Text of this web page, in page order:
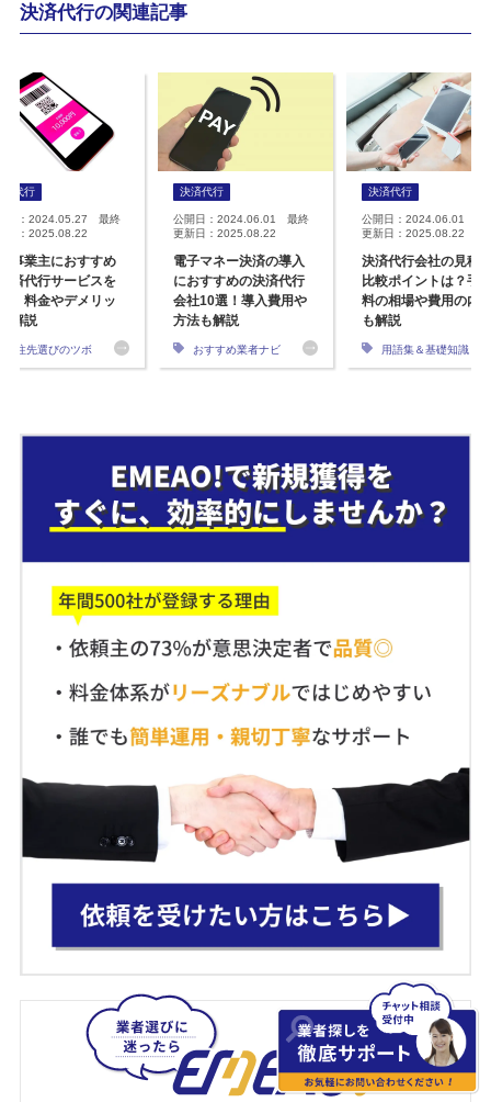
決済代行の関連記事
済代行
日：2024.05.27 最終
日：2025.08.22
事業主におすすめ
済代行サービスを
！料金やデメリッ
解説
発注先選びのツボ
決済代行
公開日：2024.06.01 最終
更新日：2025.08.22
電子マネー決済の導入
におすすめの決済代行
会社10選！導入費用や
方法も解説
おすすめ業者ナビ
決済代行
公開日：2024.06.01 最
更新日：2025.08.22
決済代行会社の見積
比較ポイントは？手
料の相場や費用の内
も解説
用語集＆基礎知識